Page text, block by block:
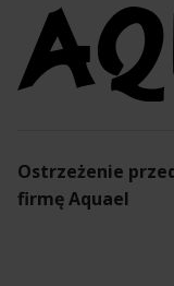
Ostrzeżenie
firmę Aquael